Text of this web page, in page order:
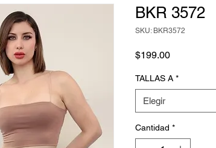
BKR 3572
SKU: BKR3572
$199.00Precio
TALLAS A *
Elegir
Cantidad *